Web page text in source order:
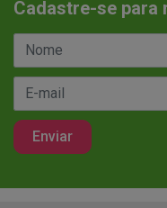
Cadastre-se para